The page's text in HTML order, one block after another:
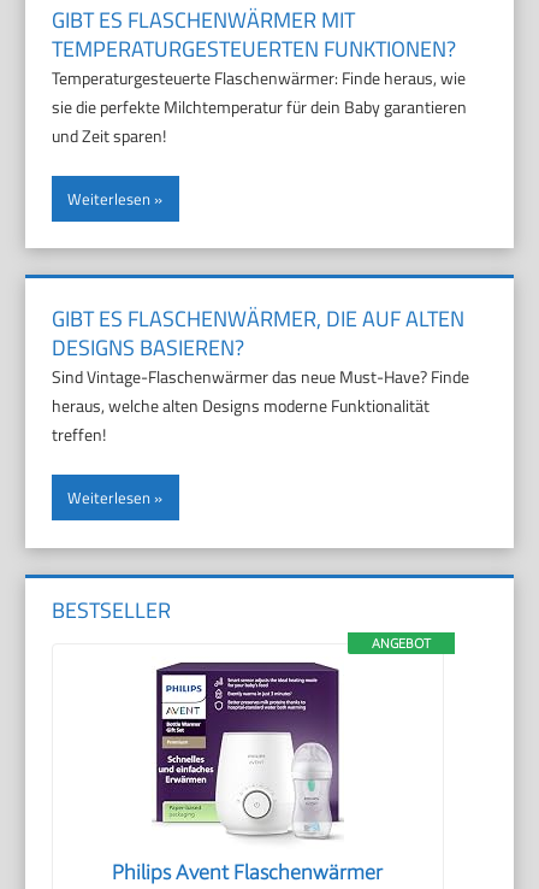
GIBT ES FLASCHENWÄRMER MIT
TEMPERATURGESTEUERTEN FUNKTIONEN?
Temperaturgesteuerte Flaschenwärmer: Finde heraus, wie
sie die perfekte Milchtemperatur für dein Baby garantieren
und Zeit sparen!
Weiterlesen
GIBT ES FLASCHENWÄRMER, DIE AUF ALTEN
DESIGNS BASIEREN?
Sind Vintage-Flaschenwärmer das neue Must-Have? Finde
heraus, welche alten Designs moderne Funktionalität
treffen!
Weiterlesen
BESTSELLER
ANGEBOT
Philips Avent Flaschenwärmer